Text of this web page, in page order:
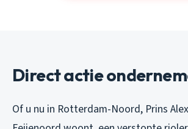
Direct actie
Of u nu in Rotterdam-Noord, Prins